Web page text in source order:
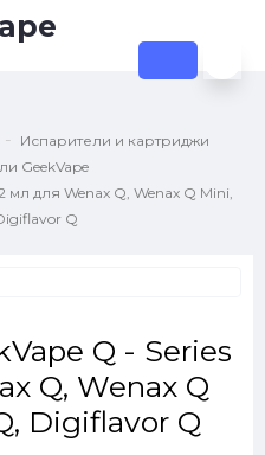
Испарители и картриджи
GeekVape
мл для Wenax Q, Wenax Q Mini,
Q
Q - Series
Q, Wenax Q
Digiflavor Q